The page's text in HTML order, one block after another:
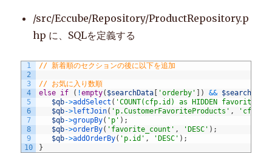
/src/Eccube/Repository/ProductRepository.p
hp に、SQLを定義する
1
2
3
4
5
6
7
8
9
10
// 新着順のセクションの後に以下を追加
// お気に入り数順
else if ( !empty( $searchData 'orderby' ) && $searchData
$qb->addSelect ( 'COUNT(cfp.id) as HIDDEN
$qb->leftJoin( 'p.CustomerFavoriteProducts' , 'cfp'
$qb->groupBy( 'p' ) ;
$qb->orderBy( 'favorite_count' , 'DESC' ) ;
$qb->addOrderBy( 'p.id' , 'DESC' ) ;
}